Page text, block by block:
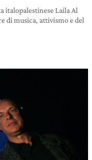
italopalestinese Laila Al
di musica, attivismo e del